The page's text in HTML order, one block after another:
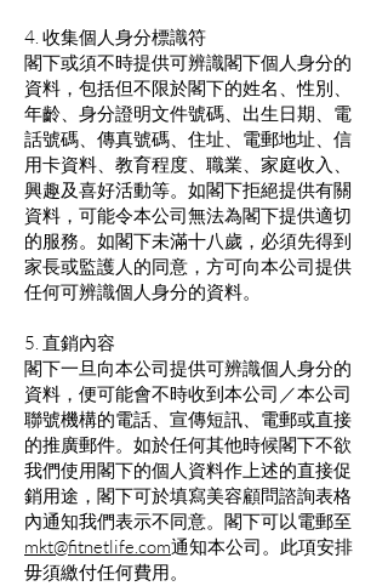
4. 收集個人身分標識符
閣下或須不時提供可辨識閣下個人身分的
資料，包括但不限於閣下的姓名、性別、
年齡、身分證明文件號碼、出生日期、電
話號碼、傳真號碼、住址、電郵地址、信
用卡資料、教育程度、職業、家庭收入、
興趣及喜好活動等。如閣下拒絕提供有關
資料，可能令本公司無法為閣下提供適切
的服務。如閣下未滿十八歲，必須先得到
家長或監護人的同意，方可向本公司提供
任何可辨識個人身分的資料。
5. 直銷內容
閣下一旦向本公司提供可辨識個人身分的
資料，便可能會不時收到本公司／本公司
聯號機構的電話、宣傳短訊、電郵或直接
的推廣郵件。如於任何其他時候閣下不欲
我們使用閣下的個人資料作上述的直接促
銷用途，閣下可於填寫美容顧問諮詢表格
內通知我們表示不同意。閣下可以電郵至
mkt@fitnetlife.com通知本公司。此項安排
毋須繳付任何費用。